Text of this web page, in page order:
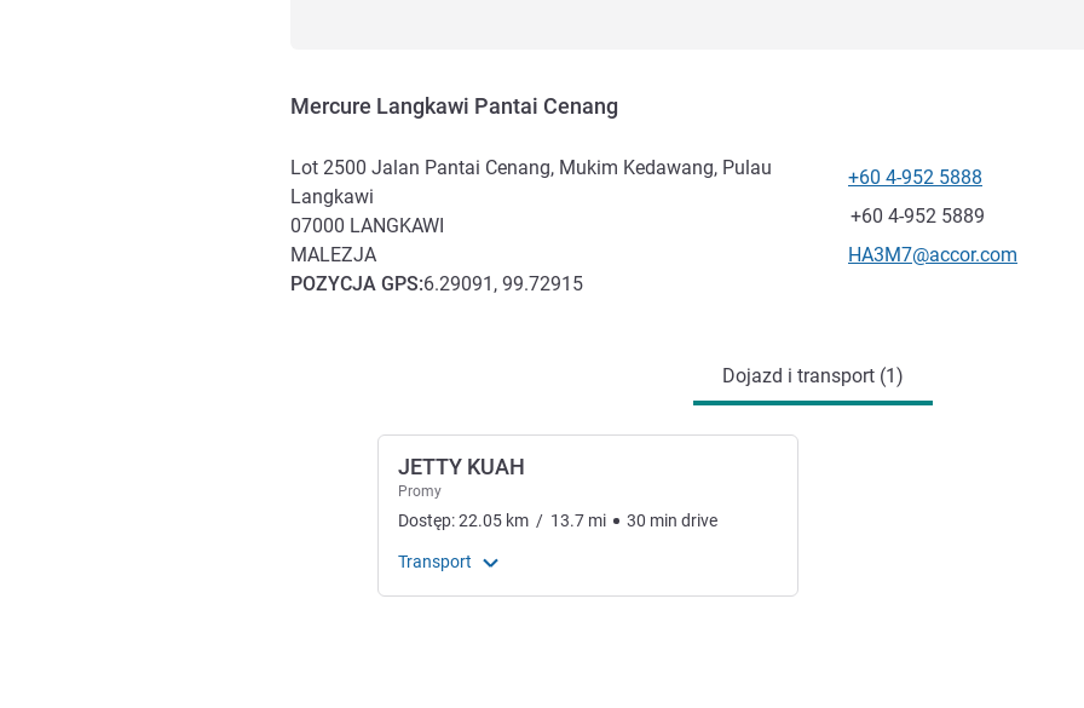
Mercure Langkawi Pantai Cenang
Lot 2500 Jalan Pantai Cenang, Mukim Kedawang, Pulau
Langkawi
07000 LANGKAWI
MALEZJA
POZYCJA GPS:6.29091, 99.72915
Telefon
+60 4-952 5888
Faks
+60 4-952 5889
Kontaktowy adres e-mail
HA3M7@accor.com
Dojazd i transport (1)
JETTY KUAH
Promy
Dostęp:22.05 km / 13.7 mi 30 min drive
Transport